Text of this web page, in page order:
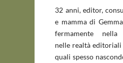
32 anni, editor,
e mamma di
fermamente nella
nelle realtà
quali spesso